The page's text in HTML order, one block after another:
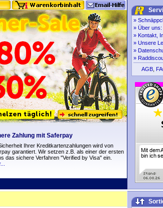
»
» Über
» Kontakt,
» Unsere
»
»
AGB
Zahlung mit Saferpay
Ihrer Kreditkartenzahlungen wird von
garantiert. Wir setzen z.B. als einer der ersten
das sichere Verfahren "Verified by Visa" ein.